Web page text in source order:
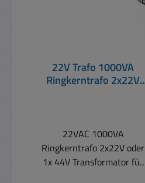
22V Trafo 1000VA
Ringkerntrafo 2x22V
22VAC 1000VA
Ringkerntrafo 2x22V oder
1x 44V Transformator für